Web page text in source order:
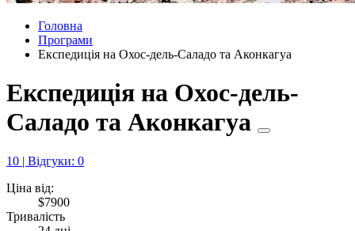
Головна
Програми
Експедиція на Охос-дель-Саладо та Аконкагуа
Експедиція на Охос-дель-
Саладо та Аконкагуа
10 | Відгуки: 0
Ціна від:
$7900
Тривалість